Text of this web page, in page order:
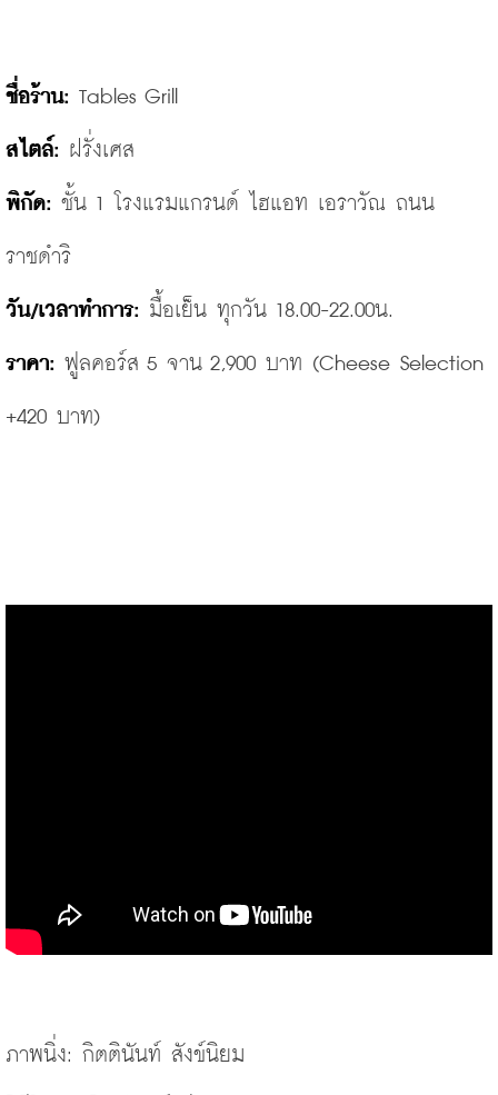
ชื่อร้าน: Tables Grill
สไตล์: ฝรั่งเศส
พิกัด: ชั้น 1 โรงแรมแกรนด์ ไฮแอท เอราวัณ ถนน
ราชดำริ
วัน/เวลาทำการ: มื้อเย็น ทุกวัน 18.00-22.00น.
ราคา: ฟูลคอร์ส 5 จาน 2,900 บาท (Cheese Selection
+420 บาท)
ภาพนิ่ง: กิตตินันท์ สังข์นิยม